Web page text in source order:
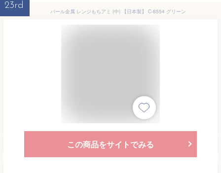
23rd
パール金属 レンジもちアミ (中) 【日本製】 C-8554 グリーン
この商品をサイトでみる